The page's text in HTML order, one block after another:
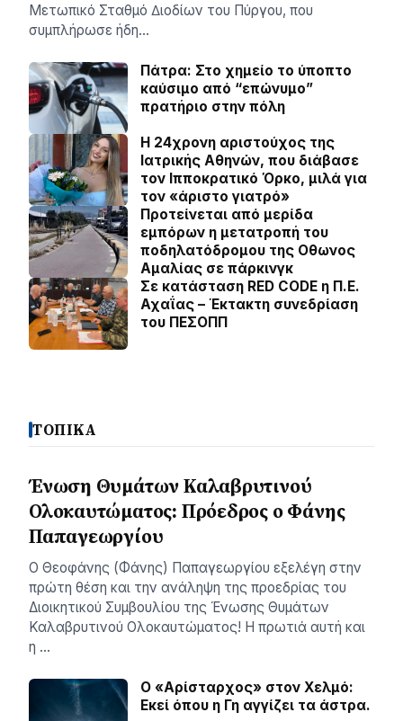
Μετωπικό Σταθµό ∆ιοδίων του Πύργου, που
συµπλήρωσε ήδη…
Πάτρα: Στο χημείο το ύποπτο
καύσιμο από “επώνυμο”
πρατήριο στην πόλη
Η 24χρονη αριστούχος της
Ιατρικής Αθηνών, που διάβασε
τον Ιπποκρατικό Όρκο, μιλά για
τον «άριστο γιατρό»
Προτείνεται από μερίδα
εμπόρων η μετατροπή του
ποδηλατόδρομου της Οθωνος
Αμαλίας σε πάρκινγκ
Σε κατάσταση RED CODE η Π.Ε.
Αχαΐας – Έκτακτη συνεδρίαση
του ΠΕΣΟΠΠ
ΤΟΠΙΚΑ
Ένωση Θυμάτων Καλαβρυτινού
Ολοκαυτώματος: Πρόεδρος ο Φάνης
Παπαγεωργίου
O Θεοφάνης (Φάνης) Παπαγεωργίου εξελέγη στην
πρώτη θέση και την ανάληψη της προεδρίας του
Διοικητικού Συμβουλίου της Ένωσης Θυμάτων
Καλαβρυτινού Ολοκαυτώματος! Η πρωτιά αυτή και
η …
Ο «Αρίσταρχος» στον Χελμό:
Εκεί όπου η Γη αγγίζει τα άστρα.